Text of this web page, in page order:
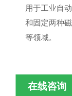
用于工业自
和固定两种
等领域。
在线咨询